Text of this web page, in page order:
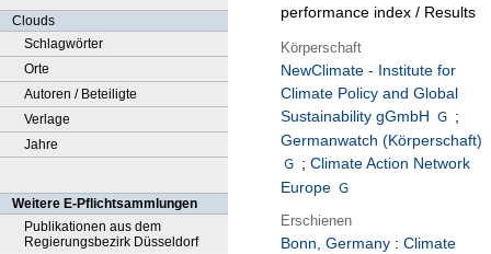
Clouds
Schlagwörter
Orte
Autoren / Beteiligte
Verlage
Jahre
Weitere E-Pflichtsammlungen
Publikationen aus dem
Regierungsbezirk Düsseldorf
performance index / Results
Körperschaft
NewClimate - Institute for
Climate Policy and Global
Sustainability gGmbH
;
Germanwatch (Körperschaft)
;Climate Action Network
Europe
Erschienen
Bonn, Germany : Climate